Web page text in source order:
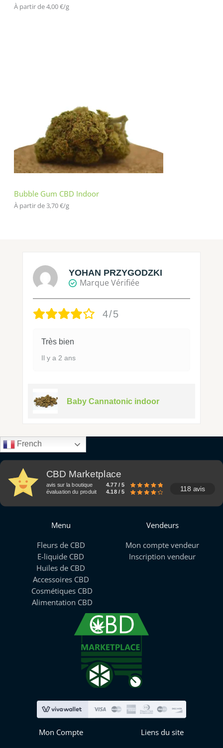
À partir de 4,00€/g
Bubble Gum CBD Indoor
À partir de 3,70€/g
YOHAN PRZYGODZKI
Marque Vérifiée
4/5
Très bien
Il y a 2 ans
Baby Cannatonic indoor
French
CBD Marketplace
avis sur la boutique
4.77 / 5
évaluation du produit
4.18 / 5 118 avis
Menu
Fleurs de CBD
E-liquide CBD
Huiles de CBD
Accessoires CBD
Cosmétiques CBD
Alimentation CBD
Vendeurs
Mon compte vendeur
Inscription vendeur
Mon Compte
Liens du site